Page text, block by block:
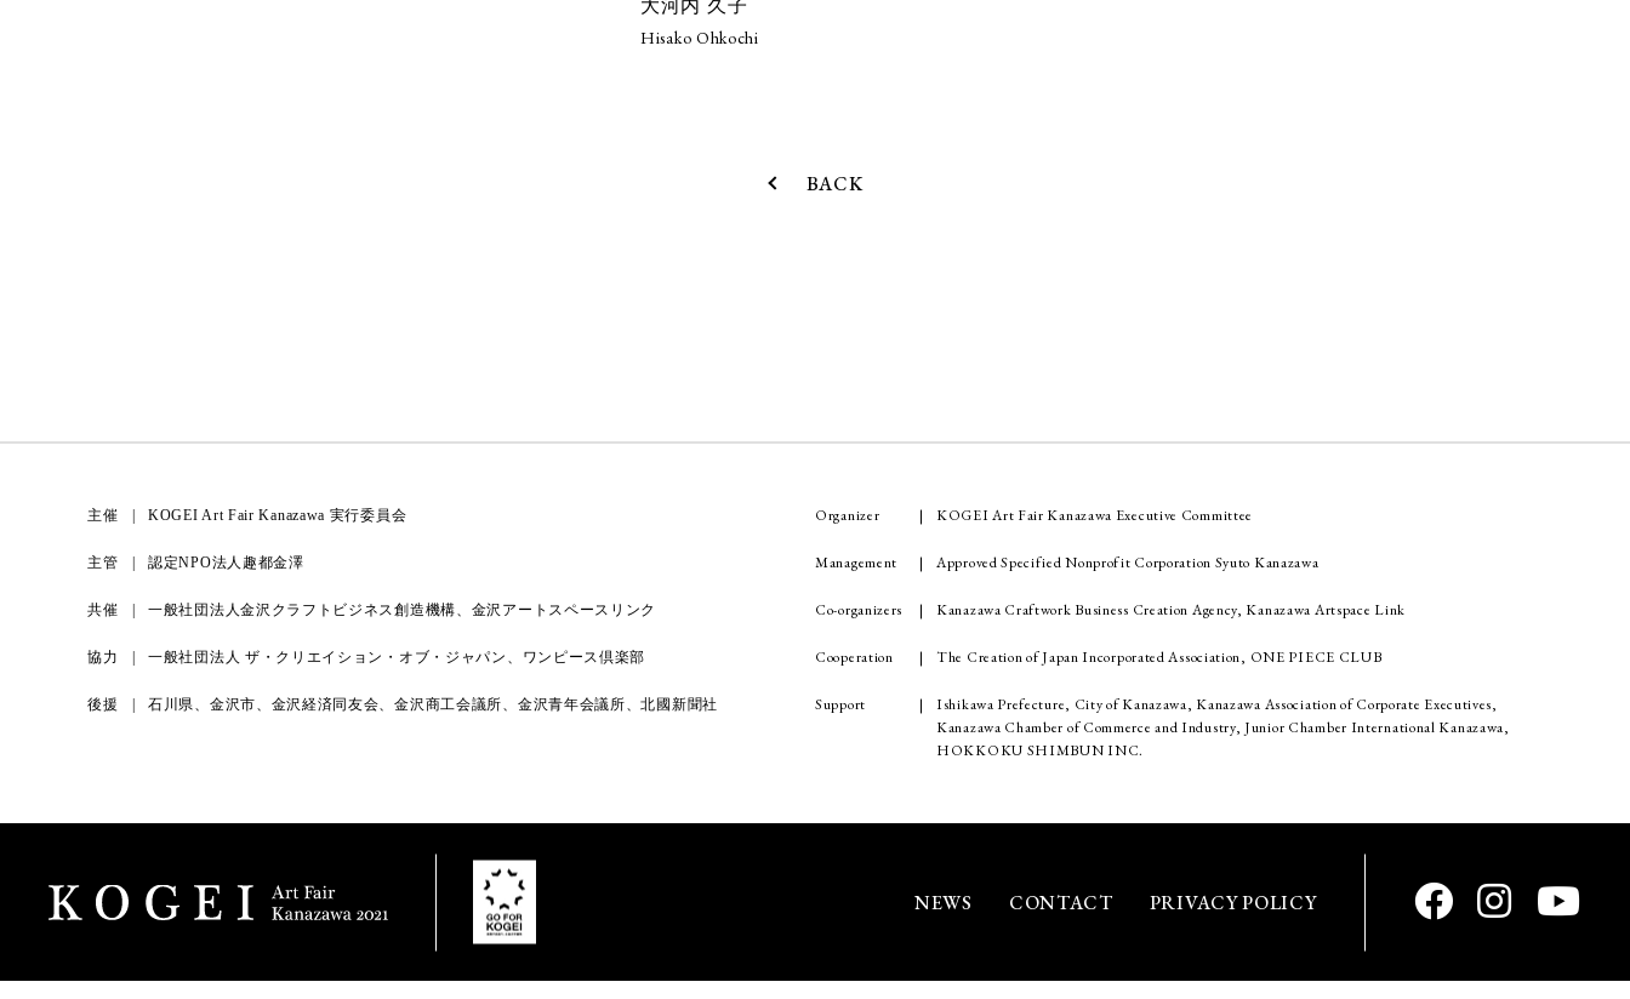
大河内 久子
Hisako Ohkochi
BACK
主催 KOGEI Art Fair Kanazawa 実行委員会
主管 認定NPO法人趣都金澤
共催 一般社団法人金沢クラフトビジネス創造機構、金沢アートスペースリンク
協力 一般社団法人 ザ・クリエイション・オブ・ジャパン、ワンピース倶楽部
後援 石川県、金沢市、金沢経済同友会、金沢商工会議所、金沢青年会議所、北國新聞社
Organizer KOGEI Art Fair Kanazawa Executive Committee
Management Approved Specified Nonprofit Corporation Syuto Kanazawa
Co-organizers Kanazawa Craftwork Business Creation Agency, Kanazawa Artspace Link
Cooperation The Creation of Japan Incorporated Association, ONE PIECE CLUB
Support
Ishikawa Prefecture, City of Kanazawa, Kanazawa Association of Corporate Executives,
Kanazawa Chamber of Commerce and Industry, Junior Chamber International Kanazawa,
HOKKOKU SHIMBUN INC.
NEWS CONTACT PRIVACY POLICY